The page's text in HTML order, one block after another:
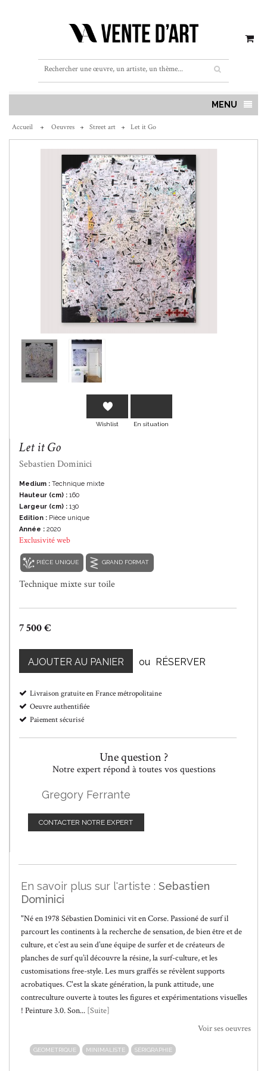
MENU
En savoir plus
Accueil Oeuvres Street art Let it Go
Wishlist En situation
Let it Go
Sebastien Dominici
Medium : Technique mixte
Hauteur (cm) : 160
Largeur (cm) : 130
Edition : Pièce unique
Année : 2020
Exclusivité web
PIÈCE UNIQUE GRAND FORMAT
Technique mixte sur toile
7 500 €
AJOUTER AU PANIER ou RÉSERVER
Livraison gratuite en France métropolitaine
Oeuvre authentifiée
Paiement sécurisé
Une question ?
Notre expert répond à toutes vos questions
Gregory Ferrante
CONTACTER NOTRE EXPERT
En savoir plus sur l'artiste : Sebastien
Dominici
"Né en 1978 Sébastien Dominici vit en Corse. Passioné de surf il
parcourt les continents à la recherche de sensation, de bien être et de
culture, et c’est au sein d’une équipe de surfer et de créateurs de
planches de surf qu’il découvre la résine, la surf-culture, et les
customisations free-style. Les murs graffés se révèlent supports
acrobatiques. C'est la skate génération, la punk attitude, une
contreculture ouverte à toutes les figures et expérimentations visuelles
! Peinture 3.0. Son... [Suite]
Voir ses oeuvres
GEOMETRIQUE MINIMALISTE SÉRIGRAPHIE